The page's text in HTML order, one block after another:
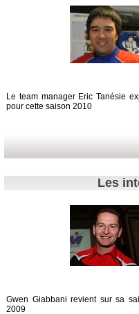
Le team manager Eric Tanésie
pour cette saison 2010
Les
Gwen Giabbani revient sur sa
2009